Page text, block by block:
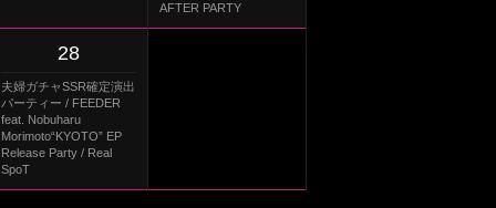
AFTER PARTY
28
夫婦ガチャSSR確定演出
パーティー / FEEDER
feat. Nobuharu
Morimoto“KYOTO” EP
Release Party / Real
SpoT